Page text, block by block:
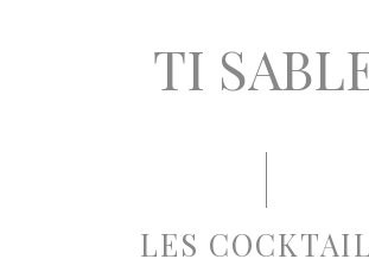
TI
LES